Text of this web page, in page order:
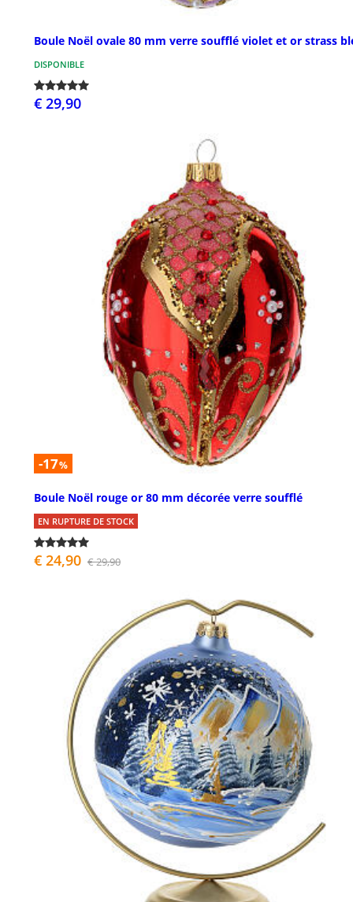
Boule Noël ovale 80 mm verre soufflé violet et or strass
DISPONIBLE
€ 29,90
-17%
Boule Noël rouge or 80 mm décorée verre soufflé
EN RUPTURE DE STOCK
€ 24,90 € 29,90